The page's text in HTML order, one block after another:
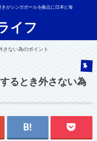
がシンガポールを拠点に日本と海
イフ
さない為のポイント
るとき外さない為